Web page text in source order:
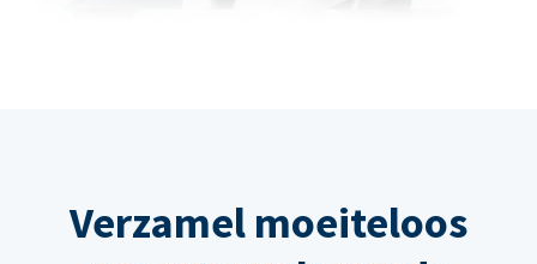
Verzamel moeiteloos